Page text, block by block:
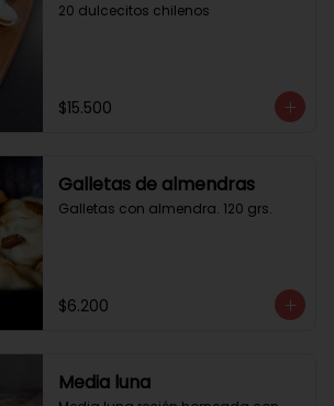
20 dulcecitos chilenos
$15.500
Galletas de almendras
Galletas con almendra. 120 grs.
$6.200
Media luna